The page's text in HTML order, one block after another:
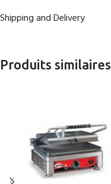
Shipping and Delivery
Produits similaires